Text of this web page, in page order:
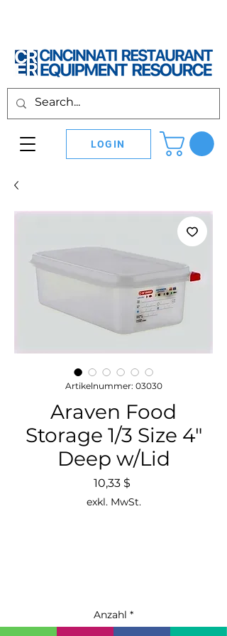
LOGIN
Artikelnummer: 03030
Araven Food
Storage 1/3 Size 4"
Deep w/Lid
10,33 $Preis
exkl. MwSt.
Anzahl *